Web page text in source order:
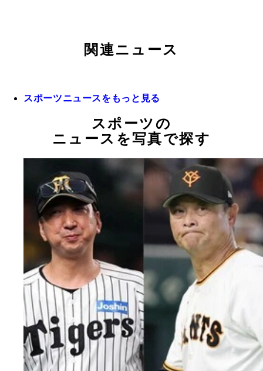
関連ニュース
スポーツニュースをもっと見る
スポーツの
ニュースを写真で探す